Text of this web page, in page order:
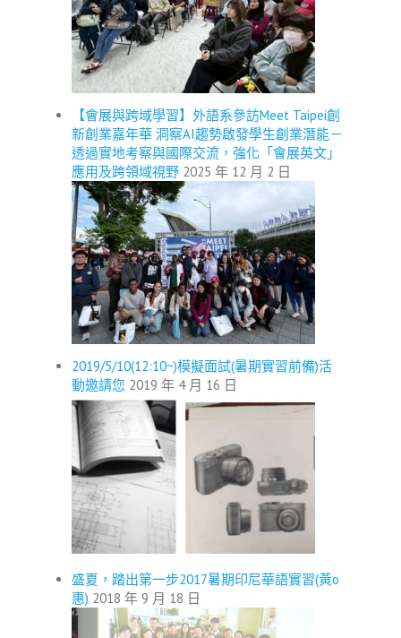
【會展與跨域學習】外語系參訪Meet Taipei創
新創業嘉年華 洞察AI趨勢啟發學生創業潛能－
透過實地考察與國際交流，強化「會展英文」
應用及跨領域視野 2025 年 12 月 2 日
2019/5/10(12:10~)模擬面試(暑期實習前備)活
動邀請您 2019 年 4 月 16 日
盛夏，踏出第一步2017暑期印尼華語實習(黃o
惠) 2018 年 9 月 18 日